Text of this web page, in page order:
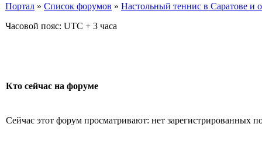
Портал » Список форумов » Настольный теннис в Саратове и
Часовой пояс: UTC + 3 часа
Кто сейчас на форуме
Сейчас этот форум просматривают: нет зарегистрированных